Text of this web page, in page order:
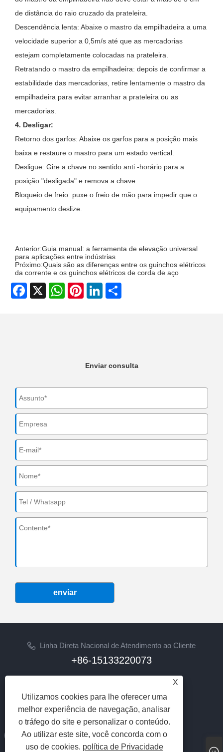
de distância do raio cruzado da prateleira.
Descendência lenta: Abaixe o mastro da empilhadeira a uma
velocidade superior a 0,5m/s até que as mercadorias
estejam completamente colocadas na prateleira.
Retratando o mastro da empilhadeira: depois de confirmar a
estabilidade das mercadorias, retire lentamente o mastro da
empilhadeira para evitar arranhar a prateleira ou as
mercadorias.
4. Desligar:
Retorno dos garfos: Abaixe os garfos para a posição mais
baixa e restaure o mastro para um estado vertical.
Desligue: Gire a chave no sentido anti -horário para a
posição "desligada" e remova a chave.
Bloqueio de freio: puxe o freio de mão para impedir que o
equipamento deslize.
Anterior:Guia manual: a ferramenta de elevação universal
para aplicações entre indústrias
Próximo:Quais são as diferenças entre os guinchos elétricos
da corrente e os guinchos elétricos de corda de aço
Facebook
X WhatsAppPinterestLinkedIn
Enviar consulta
enviar
Linha Direta Nacional de Atendimento ao Cliente
+86-15133220073
sherry@syhoist.com
SIGA-NOS
X
Utilizamos cookies para lhe oferecer uma
melhor experiência de navegação, analisar
o tráfego do site e personalizar o conteúdo.
Ao utilizar este site, você concorda com o
uso de cookies. política de Privacidade